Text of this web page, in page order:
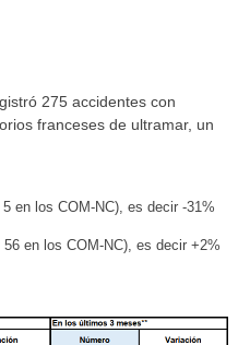
275 accidentes con
franceses de ultramar, un
en los COM-NC), es decir -31%
en los COM-NC), es decir +2%